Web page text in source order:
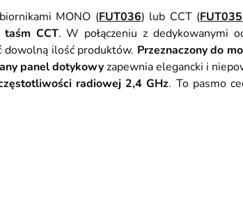
MONO (FUT036) lub CCT (FUT035
CCT. W połączeniu z
dowolną ilość produktów. Przeznaczony do
panel dotykowyzapewnia elegancki i
radiowej 2,4 GHz. To pasmo